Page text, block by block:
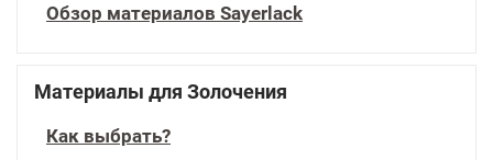
Обзор материалов Sayerlack
Материалы для Золочения
Как выбрать?